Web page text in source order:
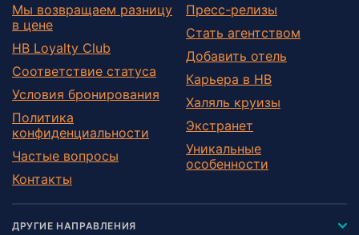
Мы возвращаем разницу
в цене
HB Loyalty Club
Соответствие статуса
Условия бронирования
Политика
конфиденциальности
Частые вопросы
Контакты
Пресс-релизы
Стать агентством
Добавить отель
Карьера в HB
Халяль круизы
Экстранет
Уникальные
особенности
ДРУГИЕ НАПРАВЛЕНИЯ